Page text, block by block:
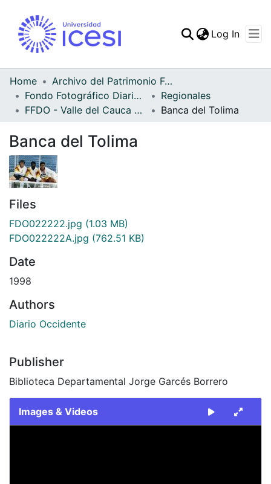
Statistics
Log In
Home
Archivo del Patrimonio Fotográfico y Fílmico del Valle del Cauca
Fondo Fotográfico Diario Occidente
Regionales
FFDO - Valle del Cauca - Patrimonial
Banca del Tolima
Banca del Tolima
Files
FDO022222.jpg (1.03 MB)
FDO022222A.jpg (762.51 KB)
Date
1998
Authors
Diario Occidente
Publisher
Biblioteca Departamental Jorge Garcés Borrero
Images & Videos